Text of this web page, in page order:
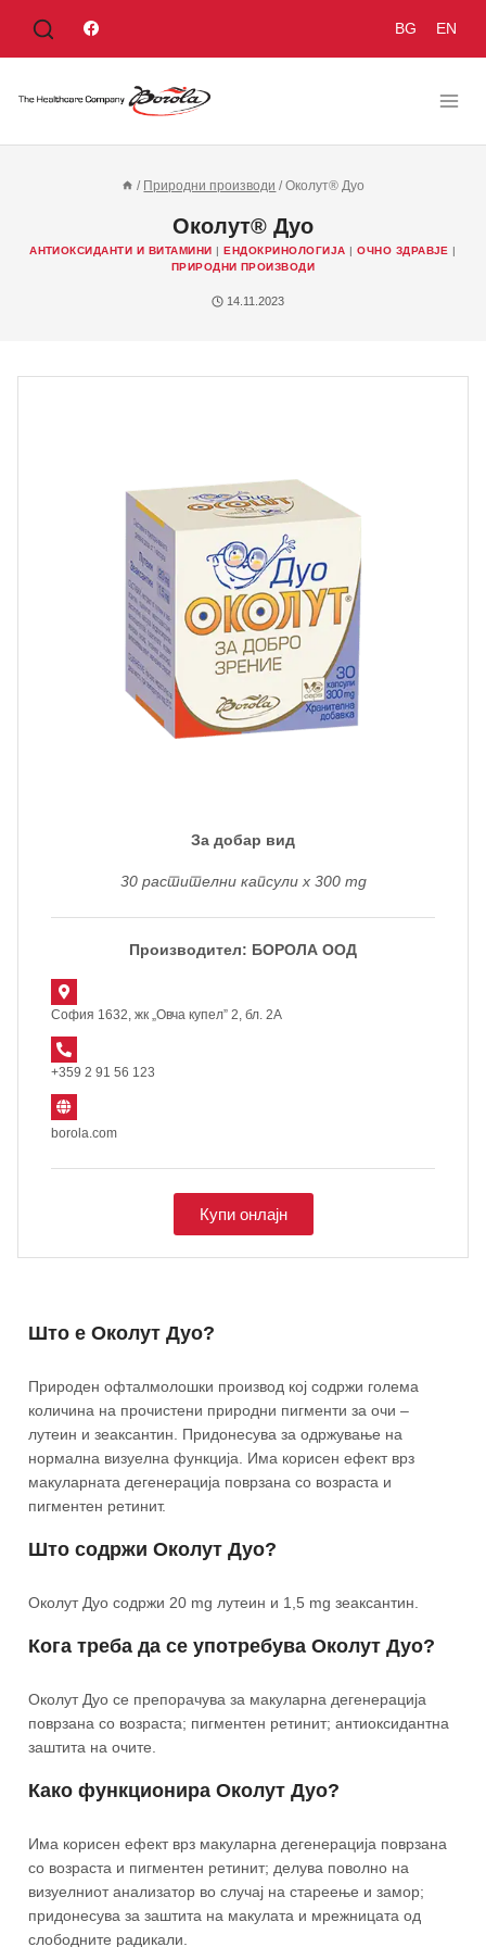
BG EN
/ Природни производи / Околут® Дуо
Околут® Дуо
АНТИОКСИДАНТИ И ВИТАМИНИ |ЕНДОКРИНОЛОГИЈА |ОЧНО ЗДРАВJЕ |
ПРИРОДНИ ПРОИЗВОДИ
14.11.2023
За добар вид
30 растителни капсули x 300 mg
Производител: БОРОЛА ООД
София 1632, жк „Овча купел” 2, бл. 2А
+359 2 91 56 123
borola.com
Купи онлајн
Што е Околут Дуо?
Природен офталмолошки производ кој содржи голема
количина на прочистени природни пигменти за очи –
лутеин и зеаксантин. Придонесува за одржување на
нормална визуелна функција. Има корисен ефект врз
макуларната дегенерација поврзана со возраста и
пигментен ретинит.
Што содржи Околут Дуо?
Околут Дуо содржи 20 mg лутеин и 1,5 mg зеаксантин.
Кога треба да се употребува Околут Дуо?
Околут Дуо се препорачува за макуларна дегенерација
поврзана со возраста; пигментен ретинит; антиоксидантна
заштита на очите.
Како функционира Околут Дуо?
Има корисен ефект врз макуларна дегенерација поврзана
со возраста и пигментен ретинит; делува поволно на
визуелниот анализатор во случај на стареење и замор;
придонесува за заштита на макулата и мрежницата од
слободните радикали.